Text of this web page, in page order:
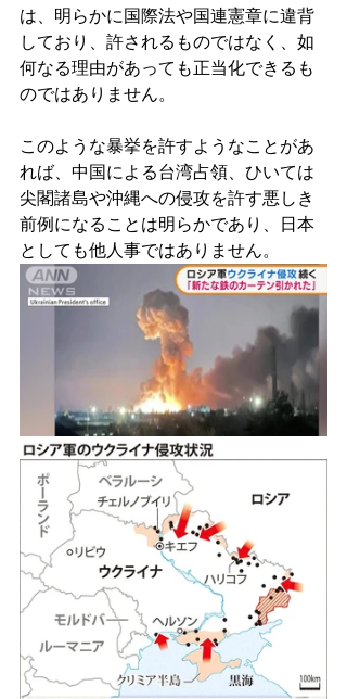
は、明らかに国際法や国連憲章に違背
しており、許されるものではなく、如
何なる理由があっても正当化できるも
のではありません。
このような暴挙を許すようなことがあ
れば、中国による台湾占領、ひいては
尖閣諸島や沖縄への侵攻を許す悪しき
前例になることは明らかであり、日本
としても他人事ではありません。